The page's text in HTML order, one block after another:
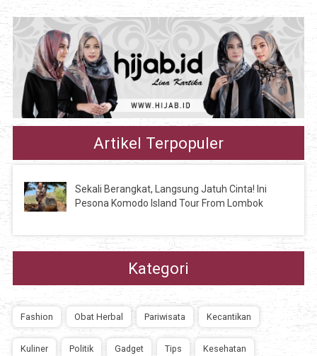
Artikel Terpopuler
Sekali Berangkat, Langsung Jatuh Cinta! Ini
Pesona Komodo Island Tour From Lombok
Kategori
Fashion Obat Herbal Pariwisata Kecantikan
Kuliner Politik Gadget Tips Kesehatan